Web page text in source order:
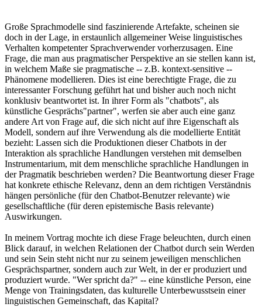
Große Sprachmodelle sind faszinierende Artefakte, scheinen sie
doch in der Lage, in erstaunlich allgemeiner Weise linguistisches
Verhalten kompetenter Sprachverwender vorherzusagen. Eine
Frage, die man aus pragmatischer Perspektive an sie stellen kann ist,
in welchem Maße sie pragmatische -- z.B. kontext-sensitive --
Phänomene modellieren. Dies ist eine berechtigte Frage, die zu
interessanter Forschung geführt hat und bisher auch noch nicht
konklusiv beantwortet ist. In ihrer Form als "chatbots", als
künstliche Gesprächs"partner", werfen sie aber auch eine ganz
andere Art von Frage auf, die sich nicht auf ihre Eigenschaft als
Modell, sondern auf ihre Verwendung als die modellierte Entität
bezieht: Lassen sich die Produktionen dieser Chatbots in der
Interaktion als sprachliche Handlungen verstehen mit demselben
Instrumentarium, mit dem menschliche sprachliche Handlungen in
der Pragmatik beschrieben werden? Die Beantwortung dieser Frage
hat konkrete ethische Relevanz, denn an dem richtigen Verständnis
hängen persönliche (für den Chatbot-Benutzer relevante) wie
gesellschaftliche (für deren epistemische Basis relevante)
Auswirkungen.
In meinem Vortrag mochte ich diese Frage beleuchten, durch einen
Blick darauf, in welchen Relationen der Chatbot durch sein Werden
und sein Sein steht nicht nur zu seinem jeweiligen menschlichen
Gesprächspartner, sondern auch zur Welt, in der er produziert und
produziert wurde. "Wer spricht da?" -- eine künstliche Person, eine
Menge von Trainingsdaten, das kulturelle Unterbewusstsein einer
linguistischen Gemeinschaft, das Kapital?